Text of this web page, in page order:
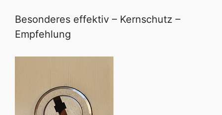
Besonderes effektiv – Kernschutz –
Empfehlung